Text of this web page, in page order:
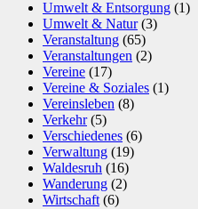
Umwelt & Entsorgung (1)
Umwelt & Natur(3)
Veranstaltung (65)
Veranstaltungen (2)
Vereine (17)
Vereine & Soziales (1)
Vereinsleben (8)
Verkehr(5)
Verschiedenes (6)
Verwaltung (19)
Waldesruh (16)
Wanderung (2)
Wirtschaft(6)